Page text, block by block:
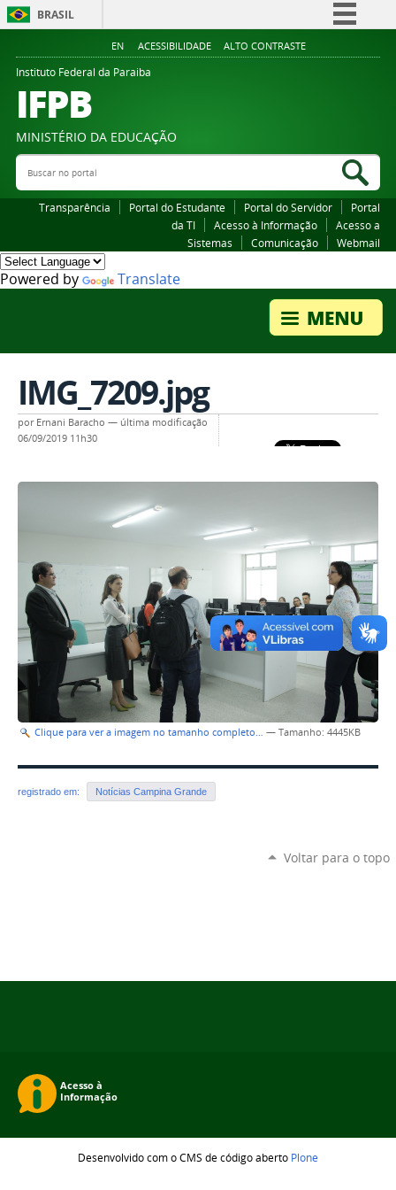
BRASIL
Simplifique!
Legislação
EN ACESSIBILIDADE ALTO CONTRASTE
Instituto Federal da Paraiba
IFPB
MINISTÉRIO DA EDUCAÇÃO
Buscar no portal
Transparência Portal do Estudante Portal do Servidor
Portal
da TI
Acesso à Informação
Acesso a
Sistemas
Comunicação Webmail
Powered by Translate
IMG_7209.jpg
por Ernani Baracho — última modificação
06/09/2019 11h30
Clique para ver a imagem no tamanho completo… — Tamanho: 4445KB
registrado em: Notícias Campina Grande
Voltar para o topo
Desenvolvido com o CMS de código aberto Plone